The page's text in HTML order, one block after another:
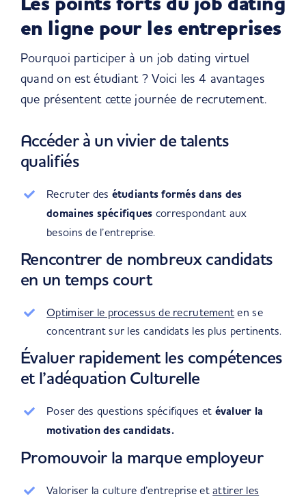
en ligne pour les entreprises
Pourquoi participer à un job dating virtuel
quand on est étudiant ? Voici les 4 avantages
que présentent cette journée de recrutement.
Accéder à un vivier de talents
qualifiés
Recruter des étudiants formés dans des
domaines spécifiques correspondant aux
besoins de l’entreprise.
Rencontrer de nombreux candidats
en un temps court
Optimiser le processus de recrutement en se
concentrant sur les candidats les plus pertinents.
Évaluer rapidement les compétences
et l’adéquation Culturelle
Poser des questions spécifiques et évaluer la
motivation des candidats.
Promouvoir la marque employeur
Valoriser la culture d’entreprise etattirer les